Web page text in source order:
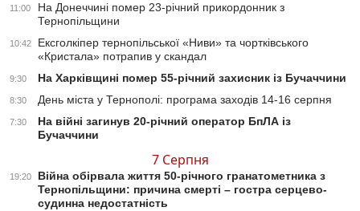
11:00
На Донеччині помер 23-річний прикордонник з
Тернопільщини
10:42
Ексголкіпер тернопільської «Ниви» та чортківського
«Кристала» потрапив у скандал
9:30 На Харківщині помер 55-річний захисник із Бучаччини
8:30 День міста у Тернополі: програма заходів 14-16 серпня
7:30
На війні загинув 20-річний оператор БпЛА із
Бучаччини
7 Серпня
19:20
Війна обірвала життя 50-річного гранатометника з
Тернопільщини: причина смерті – гостра серцево-
судинна недостатність